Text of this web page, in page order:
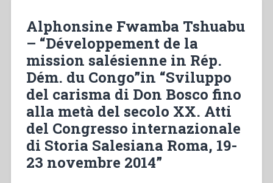
Alphonsine Fwamba Tshuabu
– “Développement de la
mission salésienne in Rép.
Dém. du Congo”in “Sviluppo
del carisma di Don Bosco fino
alla metà del secolo XX. Atti
del Congresso internazionale
di Storia Salesiana Roma, 19-
23 novembre 2014”